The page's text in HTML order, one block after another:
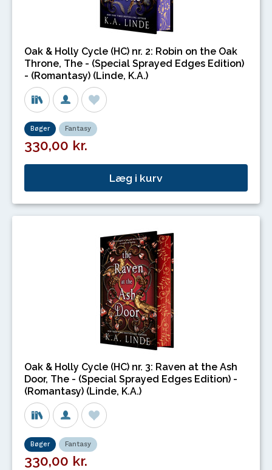
Oak & Holly Cycle (HC) nr. 2: Robin on the Oak
Throne, The - (Special Sprayed Edges Edition)
- (Romantasy) (Linde, K.A.)
Bøger Fantasy
330,00 kr.
Læg i kurv
Oak & Holly Cycle (HC) nr. 3: Raven at the Ash
Door, The - (Special Sprayed Edges Edition) -
(Romantasy) (Linde, K.A.)
Bøger Fantasy
330,00 kr.